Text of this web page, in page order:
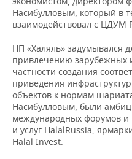
Насибулловым, который в
взаимодействовал с ЦДУМ
НП «Халяль» задумывался
привлечению зарубежных
частности создания
приведения
объектов к нормам
Насибулловым, были
международных форумов и
и услуг HalalRussia,
Halal Invest.